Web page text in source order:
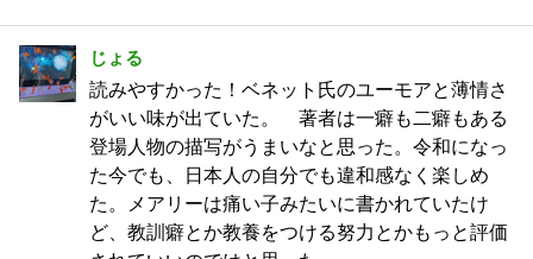
じょる
読みやすかった！ベネット氏のユーモアと薄情さ
がいい味が出ていた。 著者は一癖も二癖もある
登場人物の描写がうまいなと思った。令和になっ
た今でも、日本人の自分でも違和感なく楽しめ
た。メアリーは痛い子みたいに書かれていたけ
ど、教訓癖とか教養をつける努力とかもっと評価